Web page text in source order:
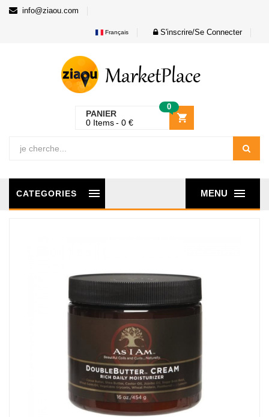
info@ziaou.com
Français S'inscrire/Se Connecter
PANIER
0
0 Items 0 €
MENU
CATEGORIES